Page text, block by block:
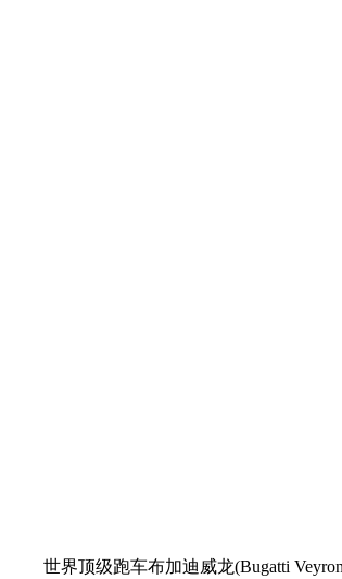
世界顶级跑车布加迪威龙(Bugatti